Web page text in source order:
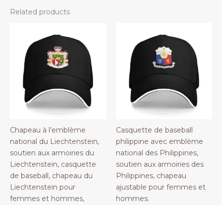
Related products
Chapeau à l’emblème
national du Liechtenstein,
soutien aux armoiries du
Liechtenstein, casquette
de baseball, chapeau du
Liechtenstein pour
femmes et hommes,
Casquette de baseball
philippine avec emblème
national des Philippines,
soutien aux armoiries des
Philippines, chapeau
ajustable pour femmes et
hommes.